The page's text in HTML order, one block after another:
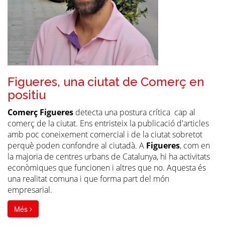
Figueres, una ciutat de Comerç en
positiu
Comerç Figueres detecta una postura crítica cap al
comerç de la ciutat. Ens entristeix la publicació d'articles
amb poc coneixement comercial i de la ciutat sobretot
perquè poden confondre al ciutadà. A Figueres, com en
la majoria de centres urbans de Catalunya, hi ha activitats
econòmiques que funcionen i altres que no. Aquesta és
una realitat comuna i que forma part del món
empresarial.
Més